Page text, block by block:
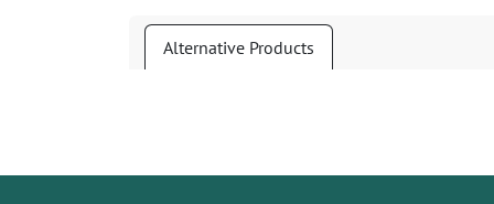
Alternative Products